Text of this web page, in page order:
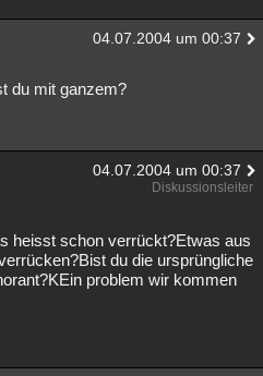
04.07.2004 um 00:37
du mit ganzem?
04.07.2004 um 00:37
Diskussionsleiter
heisst schon verrückt?Etwas aus
du die ursprüngliche
problem wir kommen